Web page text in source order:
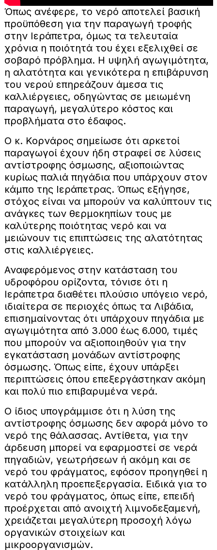
Όπως ανέφερε, το νερό αποτελεί βασική
προϋπόθεση για την παραγωγή τροφής
στην Ιεράπετρα, όμως τα τελευταία
χρόνια η ποιότητά του έχει εξελιχθεί σε
σοβαρό πρόβλημα. Η υψηλή αγωγιμότητα,
η αλατότητα και γενικότερα η επιβάρυνση
του νερού επηρεάζουν άμεσα τις
καλλιέργειες, οδηγώντας σε μειωμένη
παραγωγή, μεγαλύτερο κόστος και
προβλήματα στο έδαφος.
Ο κ. Κορνάρος σημείωσε ότι αρκετοί
παραγωγοί έχουν ήδη στραφεί σε λύσεις
αντίστροφης όσμωσης, αξιοποιώντας
κυρίως παλιά πηγάδια που υπάρχουν στον
κάμπο της Ιεράπετρας. Όπως εξήγησε,
στόχος είναι να μπορούν να καλύπτουν τις
ανάγκες των θερμοκηπίων τους με
καλύτερης ποιότητας νερό και να
μειώνουν τις επιπτώσεις της αλατότητας
στις καλλιέργειες.
Αναφερόμενος στην κατάσταση του
υδροφόρου ορίζοντα, τόνισε ότι η
Ιεράπετρα διαθέτει πλούσιο υπόγειο νερό,
ιδιαίτερα σε περιοχές όπως τα Λιβάδια,
επισημαίνοντας ότι υπάρχουν πηγάδια με
αγωγιμότητα από 3.000 έως 6.000, τιμές
που μπορούν να αξιοποιηθούν για την
εγκατάσταση μονάδων αντίστροφης
όσμωσης. Όπως είπε, έχουν υπάρξει
περιπτώσεις όπου επεξεργάστηκαν ακόμη
και πολύ πιο επιβαρυμένα νερά.
Ο ίδιος υπογράμμισε ότι η λύση της
αντίστροφης όσμωσης δεν αφορά μόνο το
νερό της θάλασσας. Αντίθετα, για την
άρδευση μπορεί να εφαρμοστεί σε νερά
πηγαδιών, γεωτρήσεων ή ακόμη και σε
νερό του φράγματος, εφόσον προηγηθεί η
κατάλληλη προεπεξεργασία. Ειδικά για το
νερό του φράγματος, όπως είπε, επειδή
προέρχεται από ανοιχτή λιμνοδεξαμενή,
χρειάζεται μεγαλύτερη προσοχή λόγω
οργανικών στοιχείων και
μικροοργανισμών.